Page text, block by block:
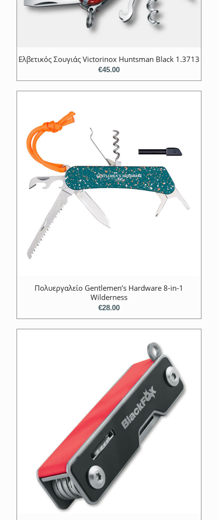
Ελβετικός Σουγιάς Victorinox Huntsman Black 1.3713
€45.00
Πολυεργαλείο Gentlemen’s Hardware 8-in-1
Wilderness
€28.00